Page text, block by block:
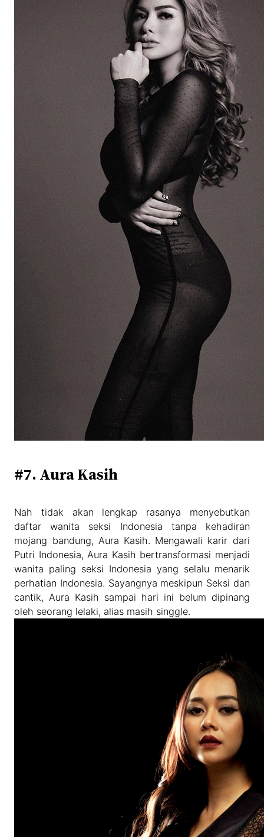
#7. Aura Kasih
Nah tidak akan lengkap rasanya menyebutkan
daftar wanita seksi Indonesia tanpa kehadiran
mojang bandung, Aura Kasih. Mengawali karir dari
Putri Indonesia, Aura Kasih bertransformasi menjadi
wanita paling seksi Indonesia yang selalu menarik
perhatian Indonesia. Sayangnya meskipun Seksi dan
cantik, Aura Kasih sampai hari ini belum dipinang
oleh seorang lelaki, alias masih singgle.